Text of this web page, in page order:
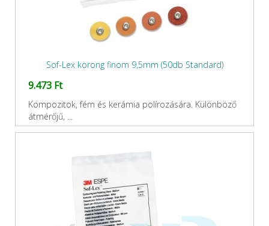
Sof-Lex korong finom 9,5mm (50db Standard)
9.473 Ft
Kompozitok, fém és kerámia polírozására. Különböző
átmérőjű, ...